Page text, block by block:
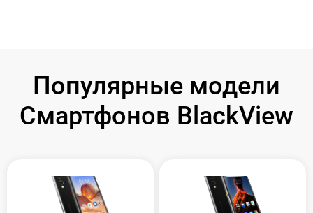
Популярные модели
Смартфонов BlackView